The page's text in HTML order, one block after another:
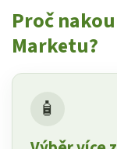
Proč
Marketu?
🧴